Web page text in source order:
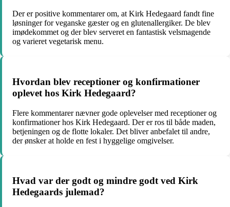
Der er positive kommentarer om, at Kirk Hedegaard fandt fine
løsninger for veganske gæster og en glutenallergiker. De blev
imødekommet og der blev serveret en fantastisk velsmagende
og varieret vegetarisk menu.
Hvordan blev receptioner og konfirmationer
oplevet hos Kirk Hedegaard?
Flere kommentarer nævner gode oplevelser med receptioner og
konfirmationer hos Kirk Hedegaard. Der er ros til både maden,
betjeningen og de flotte lokaler. Det bliver anbefalet til andre,
der ønsker at holde en fest i hyggelige omgivelser.
Hvad var der godt og mindre godt ved Kirk
Hedegaards julemad?